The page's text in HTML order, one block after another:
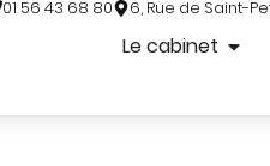
01 56 43 68 80 6, Rue de Saint-
Le cabinet